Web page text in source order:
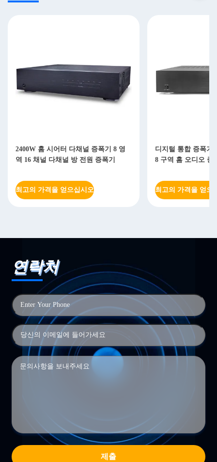
2400W 홈 시어터 다채널 증폭기 8 영
역 16 채널 다채널 방 전원 증폭기
최고의 가격을 얻으십시오
디지털 통합 증폭기
8 구역 홈 오디오 증
최고의 가격을 얻으
연락처
제출